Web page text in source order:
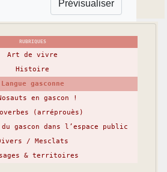
RUBRIQUES
Art de vivre
Histoire
Langue gasconne
en gascon !
(arréprouès)
gascon dans l’espace public
/ Mesclats
& territoires